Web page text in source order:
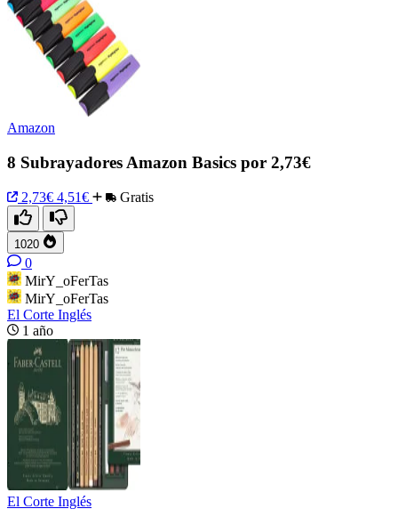
Amazon
8 Subrayadores Amazon Basics por 2,73€
2,73€ 4,51€ Gratis
1020
0
MirY_oFerTas
MirY_oFerTas
El Corte Inglés
1 año
El Corte Inglés